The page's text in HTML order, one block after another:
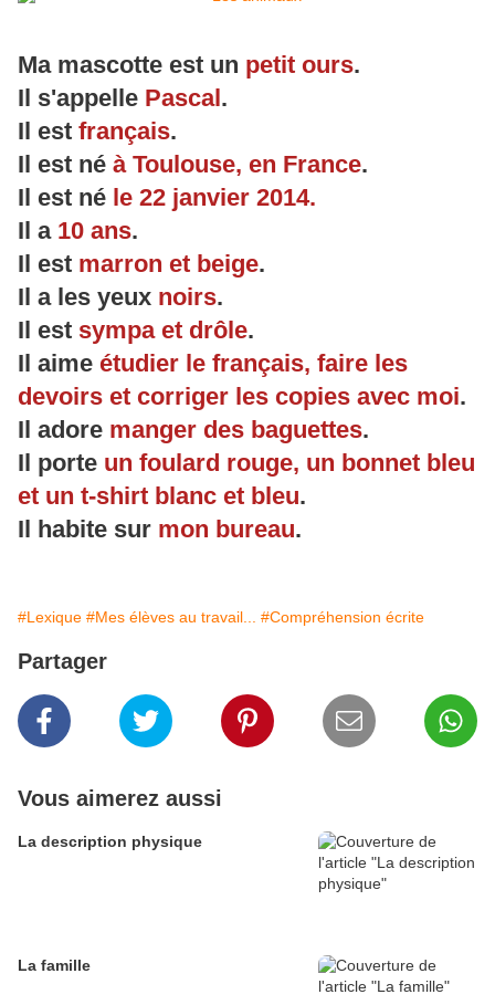
Ma mascotte est un petit ours.
Il s'appelle Pascal.
Il est français.
Il est né à Toulouse, en France.
Il est né le 22 janvier 2014.
Il a 10 ans.
Il est marron et beige.
Il a les yeux noirs.
Il est sympa et drôle.
Il aime étudier le français, faire les
devoirs et corriger les copies avec moi.
Il adore manger des baguettes.
Il porte un foulard rouge, un bonnet bleu
et un t-shirt blanc et bleu.
Il habite sur mon bureau.
#Lexique #Mes élèves au travail... #Compréhension écrite
Partager
Vous aimerez aussi
La description physique
La famille